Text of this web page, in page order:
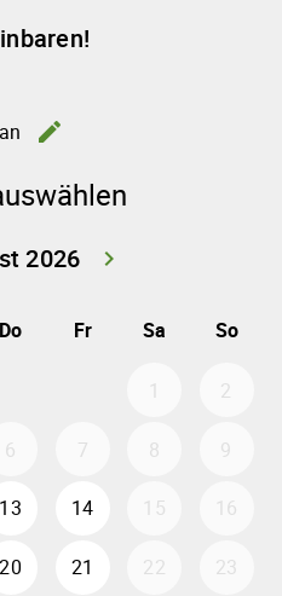
edit
2026
keyboard_arrow_right
Do Fr Sa So
1 2
6 7 8 9
13 14 15 16
20 21 22 23